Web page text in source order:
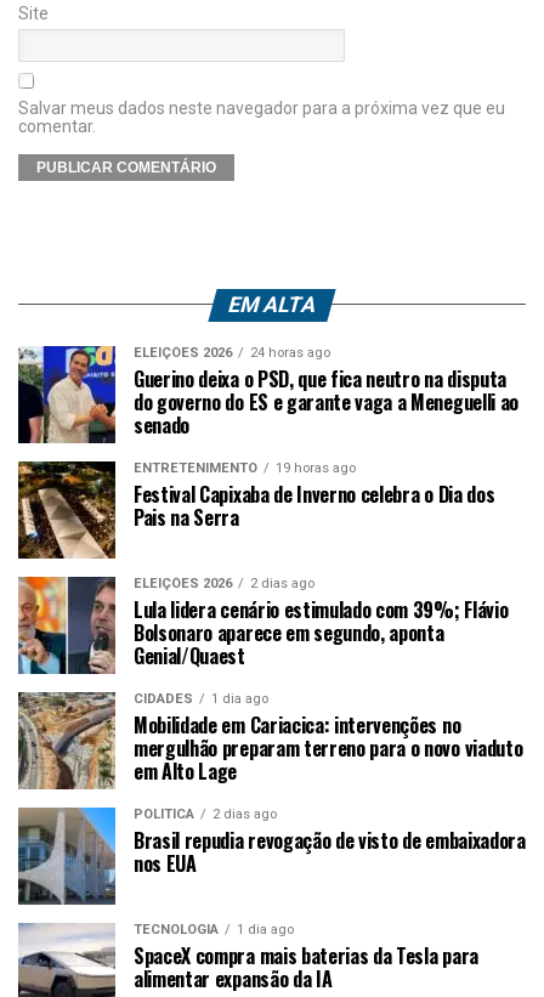
Site
Salvar meus dados neste navegador para a próxima vez que eu
comentar.
EM ALTA
ELEIÇÕES 2026 24 horas ago
Guerino deixa o PSD, que fica neutro na disputa
do governo do ES e garante vaga a Meneguelli ao
senado
ENTRETENIMENTO 19 horas ago
Festival Capixaba de Inverno celebra o Dia dos
Pais na Serra
ELEIÇÕES 2026 2 dias ago
Lula lidera cenário estimulado com 39%; Flávio
Bolsonaro aparece em segundo, aponta
Genial/Quaest
CIDADES 1 dia ago
Mobilidade em Cariacica: intervenções no
mergulhão preparam terreno para o novo viaduto
em Alto Lage
POLÍTICA 2 dias ago
Brasil repudia revogação de visto de embaixadora
nos EUA
TECNOLOGIA 1 dia ago
SpaceX compra mais baterias da Tesla para
alimentar expansão da IA